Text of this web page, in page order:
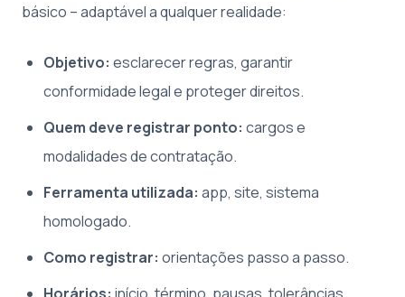
básico – adaptável a qualquer realidade:
Objetivo: esclarecer regras, garantir
conformidade legal e proteger direitos.
Quem deve registrar ponto: cargos e
modalidades de contratação.
Ferramenta utilizada: app, site, sistema
homologado.
Como registrar: orientações passo a passo.
Horários: início, término, pausas, tolerâncias,